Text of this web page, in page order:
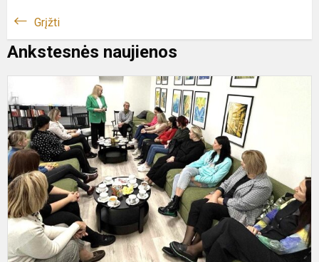
Grįžti
Ankstesnės naujienos